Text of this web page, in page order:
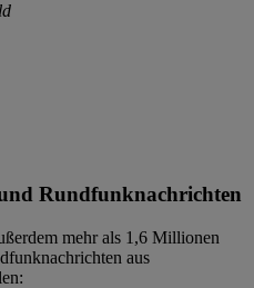
Rundfunknachrichten
mehr als 1,6 Millionen
aus